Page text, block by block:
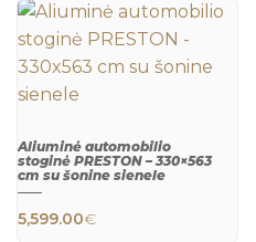
Aliuminė automobilio
stoginė PRESTON – 330×563
cm su šonine sienele
5,599.00€